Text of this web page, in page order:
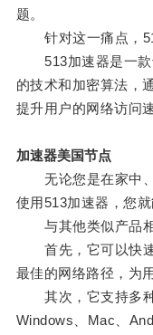
题。
针对这一痛点，
513加速器是一款
的技术和加密算法，
提升用户的网络访问
加速器美国节点
无论您是在家中、
使用513加速器，您
与其他类似产品相
首先，它可以快速
最佳的网络路径，为
其次，它支持多种
Windows、Mac、